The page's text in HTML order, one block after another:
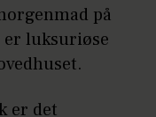
på
luksuriøse
er det